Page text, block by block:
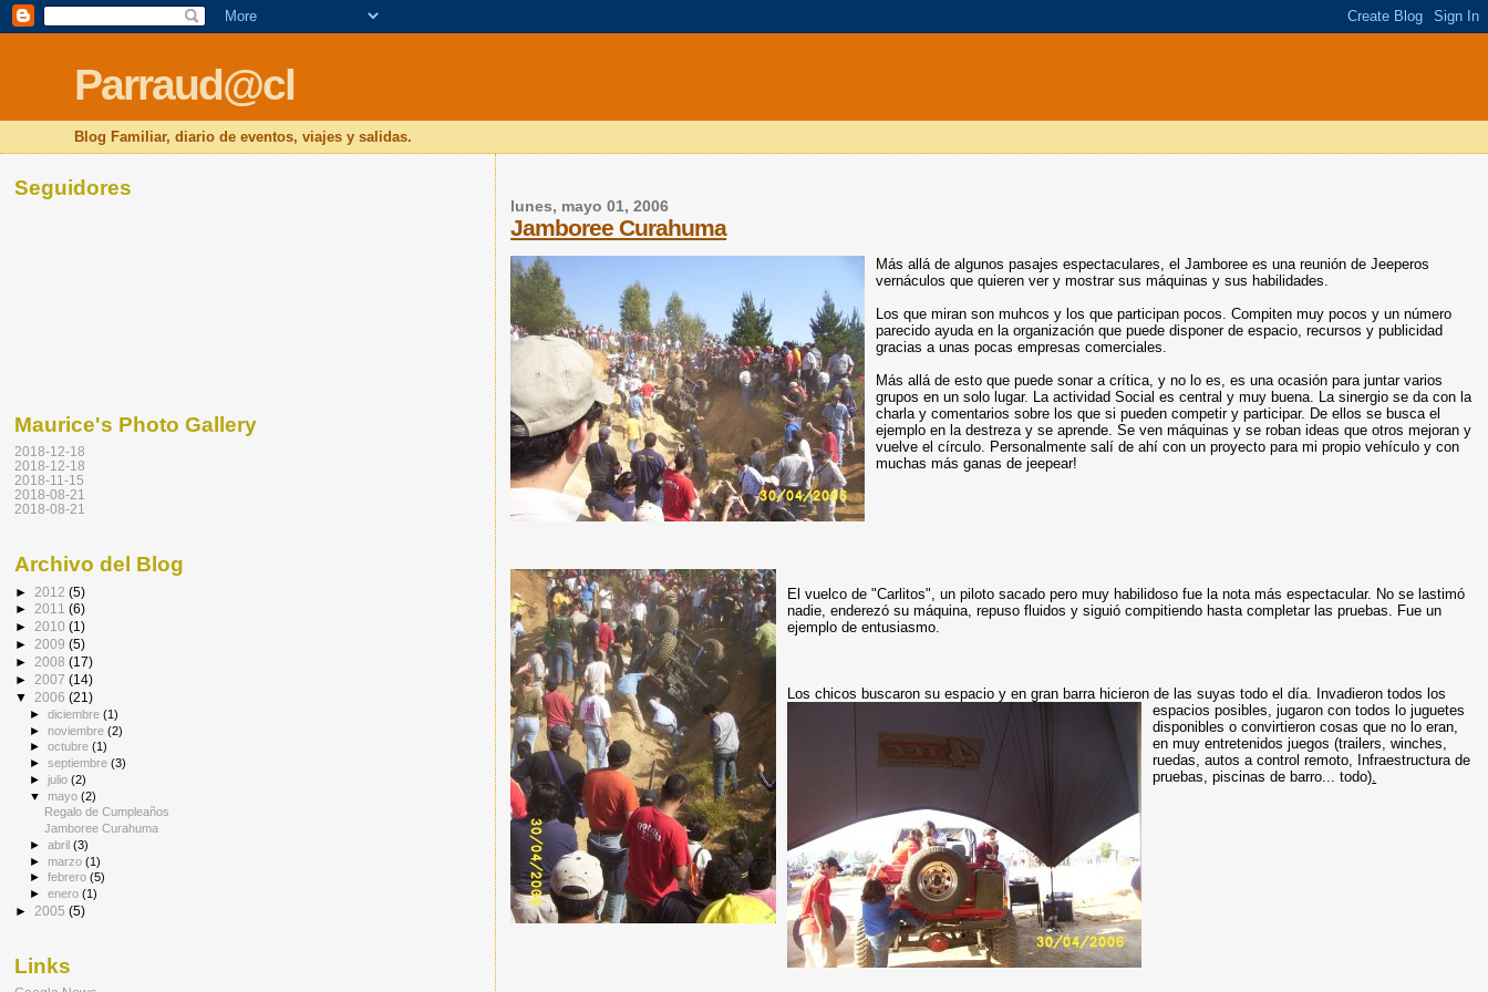
Parraud@cl
Blog Familiar, diario de eventos, viajes y salidas.
lunes, mayo 01, 2006
Jamboree Curahuma
Más allá de algunos pasajes espectaculares, el Jamboree es una reunión de Jeeperos
vernáculos que quieren ver y mostrar sus máquinas y sus habilidades.
Los que miran son muhcos y los que participan pocos. Compiten muy pocos y un número
parecido ayuda en la organización que puede disponer de espacio, recursos y publicidad
gracias a unas pocas empresas comerciales.
Más allá de esto que puede sonar a crítica, y no lo es, es una ocasión para juntar varios
grupos en un solo lugar. La actividad Social es central y muy buena. La sinergio se da con la
charla y comentarios sobre los que si pueden competir y participar. De ellos se busca el
ejemplo en la destreza y se aprende. Se ven máquinas y se roban ideas que otros mejoran y
vuelve el círculo. Personalmente salí de ahí con un proyecto para mi propio vehículo y con
muchas más ganas de jeepear!
El vuelco de "Carlitos", un piloto sacado pero muy habilidoso fue la nota más espectacular. No se lastimó
nadie, enderezó su máquina, repuso fluidos y siguió compitiendo hasta completar las pruebas. Fue un
ejemplo de entusiasmo.
Los chicos buscaron su espacio y en gran barra hicieron de las suyas todo el día. Invadieron todos los
espacios posibles, jugaron con todos lo juguetes
disponibles o convirtieron cosas que no lo eran,
en muy entretenidos juegos (trailers, winches,
ruedas, autos a control remoto, Infraestructura de
pruebas, piscinas de barro... todo).
Seguidores
Maurice's Photo Gallery
2018-12-18
2018-12-18
2018-11-15
2018-08-21
2018-08-21
Archivo del Blog
► 2012 (5)
► 2011 (6)
► 2010 (1)
► 2009 (5)
► 2008 (17)
► 2007 (14)
▼ 2006 (21)
►diciembre(1)
► noviembre(2)
►octubre(1)
►septiembre(3)
►julio(2)
▼ mayo(2)
Regalo de Cumpleaños
Jamboree Curahuma
►abril(3)
► marzo(1)
►febrero(5)
►enero(1)
► 2005 (5)
Links